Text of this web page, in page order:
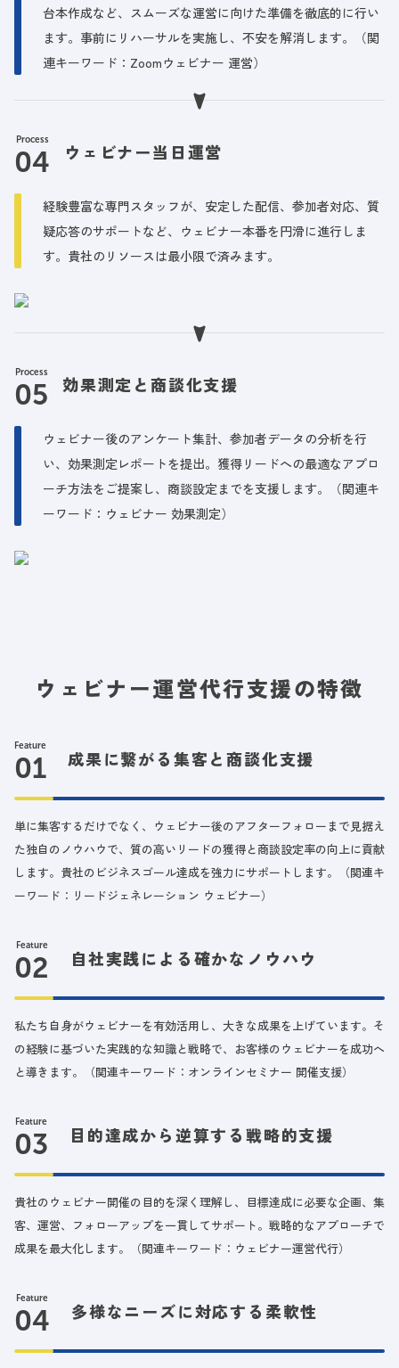
台本作成など、スムーズな運営に向けた準備を徹底的に行い
ます。事前にリハーサルを実施し、不安を解消します。（関
連キーワード：Zoomウェビナー 運営）
Process
ウェビナー当日運営
経験豊富な専門スタッフが、安定した配信、参加者対応、質
疑応答のサポートなど、ウェビナー本番を円滑に進行しま
す。貴社のリソースは最小限で済みます。
Process
効果測定と商談化支援
ウェビナー後のアンケート集計、参加者データの分析を行
い、効果測定レポートを提出。獲得リードへの最適なアプロ
ーチ方法をご提案し、商談設定までを支援します。（関連キ
ーワード：ウェビナー 効果測定）
ウェビナー運営代行支援の特徴
Feature
成果に繋がる集客と商談化支援
単に集客するだけでなく、ウェビナー後のアフターフォローまで見据え
た独自のノウハウで、質の高いリードの獲得と商談設定率の向上に貢献
します。貴社のビジネスゴール達成を強力にサポートします。（関連キ
ーワード：リードジェネレーション ウェビナー）
Feature
自社実践による確かなノウハウ
私たち自身がウェビナーを有効活用し、大きな成果を上げています。そ
の経験に基づいた実践的な知識と戦略で、お客様のウェビナーを成功へ
と導きます。（関連キーワード：オンラインセミナー 開催支援）
Feature
目的達成から逆算する戦略的支援
貴社のウェビナー開催の目的を深く理解し、目標達成に必要な企画、集
客、運営、フォローアップを一貫してサポート。戦略的なアプローチで
成果を最大化します。（関連キーワード：ウェビナー運営代行）
Feature
多様なニーズに対応する柔軟性